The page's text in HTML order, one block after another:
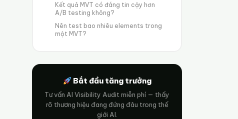
Kết quả MVT có đáng tin cậy hơn
A/B testing không?
Nên test bao nhiêu elements trong
một MVT?
Bắt đầu tăng trưởng
Tư vấn AI Visibility Audit miễn phí — thấy
rõ thương hiệu đang đứng đâu trong thế
giới AI.